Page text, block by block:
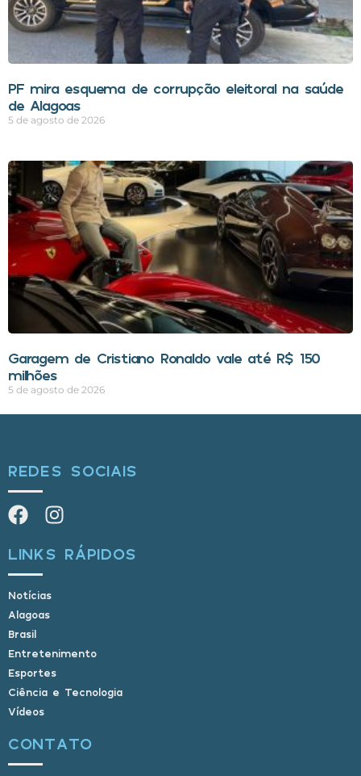
PF mira esquema de corrupção eleitoral na saúde
de Alagoas
5 de agosto de 2026
Garagem de Cristiano Ronaldo vale até R$ 150
milhões
5 de agosto de 2026
REDES SOCIAIS
LINKS RÁPIDOS
Notícias
Alagoas
Brasil
Entretenimento
Esportes
Ciência e Tecnologia
Vídeos
CONTATO